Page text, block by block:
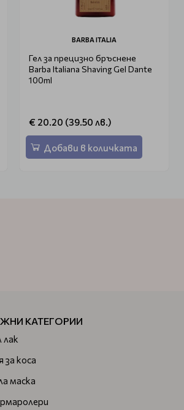
BARBA ITALIA
Гел за прецизно бръснене
Barba Italiana Shaving Gel Dante
100ml
€ 20.20 (39.50 лв.)
Добави в количката
КАТЕГОРИИ
лак
за коса
маска